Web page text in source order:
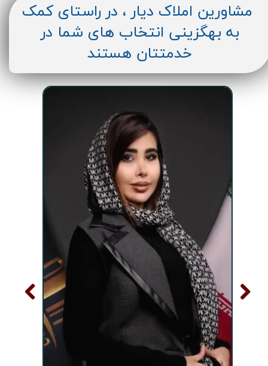
مشاورین املاک دیار ، در راستای کمک
به بهگزینی انتخاب های شما در
خدمتتان هستند